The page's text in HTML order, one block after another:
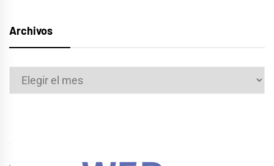
Archivos
Archivos